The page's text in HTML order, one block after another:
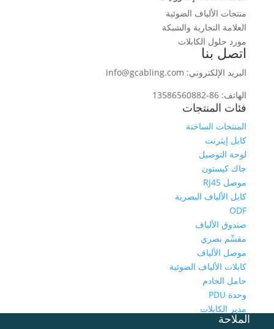
منتجات الألياف الضوئية
العلامة التجارية والشبكة
مورد حلول الكابلات
اتصل بنا
البريد الإلكتروني: info@gcabling.com
الهاتف: 86-13586560882
فئات المنتجات
المنتجات الساخنة
كابل إيثرنت
لوحة التوصيل
جاك كيستون
موصل RJ45
كابل الألياف البصرية
ODF
صندوق الألياف
مقسِّم بصري
موصل الألياف
كابلات الألياف الضوئية
حامل الخادم
وحدة PDU
مدير الكابلات
أداة الكابلات
الملاحة